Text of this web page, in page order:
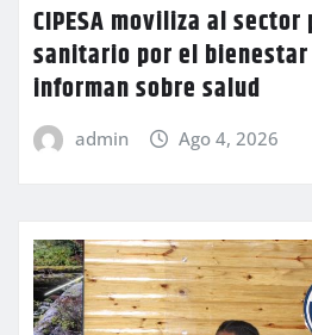
CIPESA moviliza al
sanitario por el bienestar
informan sobre salud
admin Ago 4, 2026